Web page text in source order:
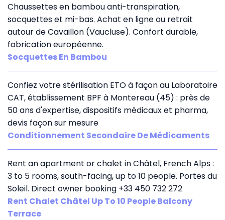
Chaussettes en bambou anti-transpiration,
socquettes et mi-bas. Achat en ligne ou retrait
autour de Cavaillon (Vaucluse). Confort durable,
fabrication européenne.
Socquettes En Bambou
Confiez votre stérilisation ETO à façon au Laboratoire
CAT, établissement BPF à Montereau (45) : près de
50 ans d'expertise, dispositifs médicaux et pharma,
devis façon sur mesure
Conditionnement Secondaire De Médicaments
Rent an apartment or chalet in Châtel, French Alps :
3 to 5 rooms, south-facing, up to 10 people. Portes du
Soleil. Direct owner booking +33 450 732 272
Rent Chalet Châtel Up To 10 People Balcony
Terrace